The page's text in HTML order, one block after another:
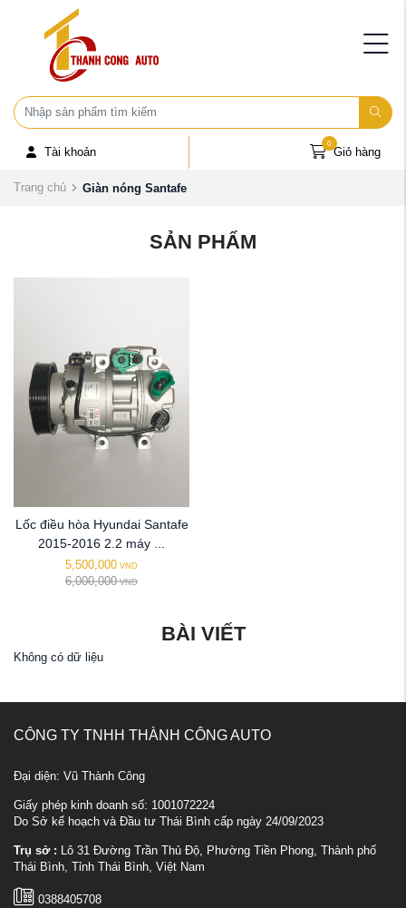
Tài khoản Giỏ hàng
0
Trang chủ Giàn nóng Santafe
SẢN PHẨM
Lốc điều hòa Hyundai Santafe
2015-2016 2.2 máy ...
5,500,000 VND
6,000,000 VND
BÀI VIẾT
Không có dữ liệu
CÔNG TY TNHH THÀNH CÔNG AUTO
Đại diện: Vũ Thành Công
Giấy phép kinh doanh số: 1001072224
Do Sở kế hoạch và Đầu tư Thái Bình cấp ngày 24/09/2023
Trụ sở : Lô 31 Đường Trần Thủ Độ, Phường Tiền Phong, Thành phố
Thái Bình, Tỉnh Thái Bình, Việt Nam
0388405708